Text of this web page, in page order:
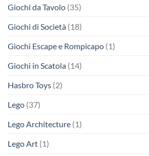
Giochi da Tavolo (35)
Giochi di Società (18)
Giochi Escape e Rompicapo (1)
Giochi in Scatola (14)
Hasbro Toys (2)
Lego (37)
Lego Architecture (1)
Lego Art (1)